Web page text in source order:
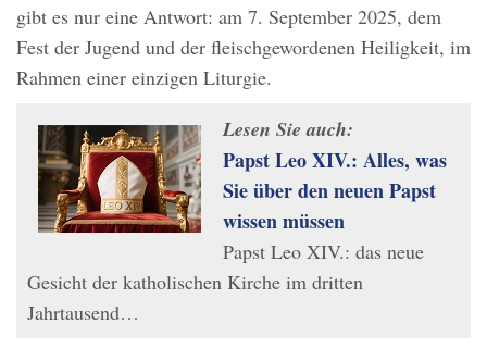
gibt es nur eine Antwort: am 7. September 2025, dem
Fest der Jugend und der fleischgewordenen Heiligkeit, im
Rahmen einer einzigen Liturgie.
Lesen Sie auch:
Papst Leo XIV.: Alles, was
Sie über den neuen Papst
wissen müssen
Papst Leo XIV.: das neue
Gesicht der katholischen Kirche im dritten
Jahrtausend…